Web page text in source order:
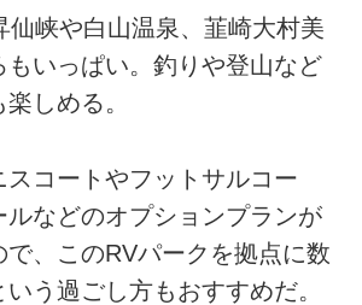
仙峡や白山温泉、韮崎大村美
もいっぱい。釣りや登山など
しめる。
コートやフットサルコー
ルなどのオプションプランが
で、このRVパークを拠点に数
う過ごし方もおすすめだ。